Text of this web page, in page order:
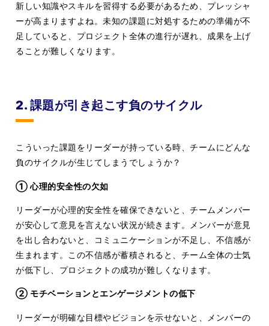
新しい知識やスキルを習得する必要があるため、プレッシャ
ーが高まりますよね。未知の課題に対処するための準備が不
足していると、プロジェクト全体の進行が遅れ、成果を上げ
ることが難しくなります。
2. 課題が引き起こす負のサイクル
こういった課題をリーダーが持っている時、チームにどんな
負のサイクルが生じてしまうでしょうか？
① 心理的安全性の欠如
リーダーが心理的安全性を確保できないと、チームメンバー
が安心して意見を言えない状況が続きます。メンバーが意見
を出し合わないと、コミュニケーションが不足し、不信感が
生まれます。この不信感が蓄積されると、チーム全体の士気
が低下し、プロジェクトの成功が難しくなります。
② モチベーションとエンゲージメントの低下
リーダーが明確な目標やビジョンを示せないと、メンバーの